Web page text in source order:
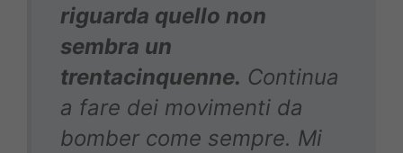
riguarda quello non
sembra un
trentacinquenne. Continua
a fare dei movimenti da
bomber come sempre. Mi